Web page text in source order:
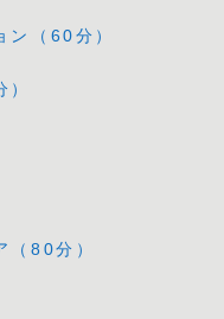
ン（60分）
（80分）